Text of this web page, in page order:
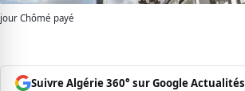
jour Chômé payé
Suivre Algérie 360° sur Google Actualités